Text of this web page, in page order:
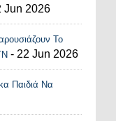
Jun 2026
Το
- 22 Jun 2026
Παιδιά Να